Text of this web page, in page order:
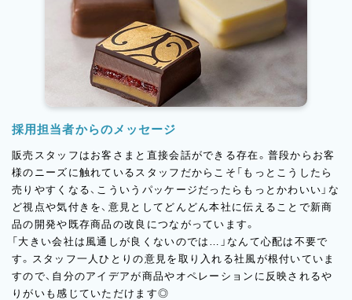
採用担当者からのメッセージ
販売スタッフはお客さまと直接会話ができる存在。普段からお客
様のニーズに触れているスタッフだからこそ「もっとこうしたら
売りやすくなる、こういうパッケージだったらもっとかわいい」な
ど視点や気付きを、意見としてどんどん本社に伝えることで新商
品の開発や既存商品の改良につながっています。
「大きい会社は風通しが良くないのでは…」なんて心配は不要で
す。スタッフ一人ひとりの意見を取り入れる社風が根付いていま
すので、自分のアイデアが商品やオペレーションに反映されるや
りがいも感じていただけます◎